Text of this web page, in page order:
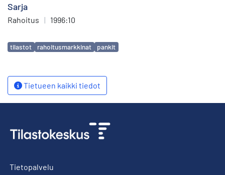
Sarja
Rahoitus | 1996:10
Avainsanat
tilastot rahoitusmarkkinat pankit
Tietueen kaikki tiedot
Tietopalvelu